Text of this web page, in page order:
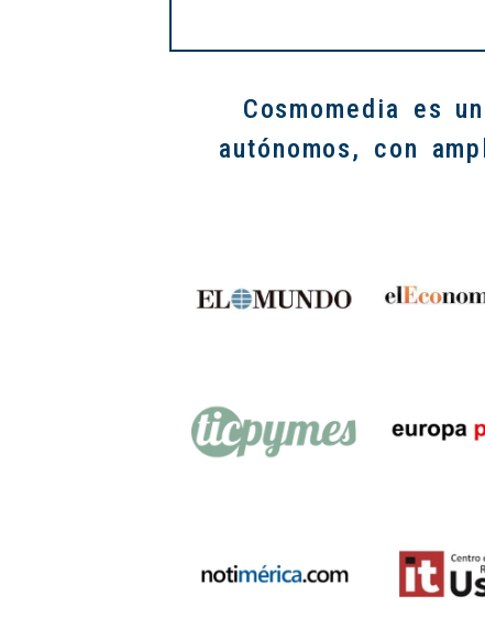
Cosmomedia es
autónomos, con